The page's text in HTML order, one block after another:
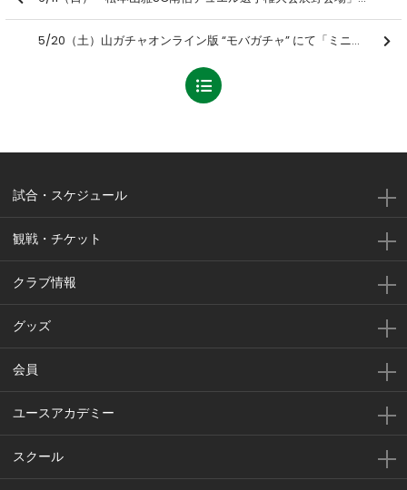
5/20（土）山ガチャオンライン版 “モバガチャ” にて「ミニタペストリー（2023選手ver.）」新発売！
試合・スケジュール
観戦・チケット
クラブ情報
グッズ
会員
ユースアカデミー
スクール